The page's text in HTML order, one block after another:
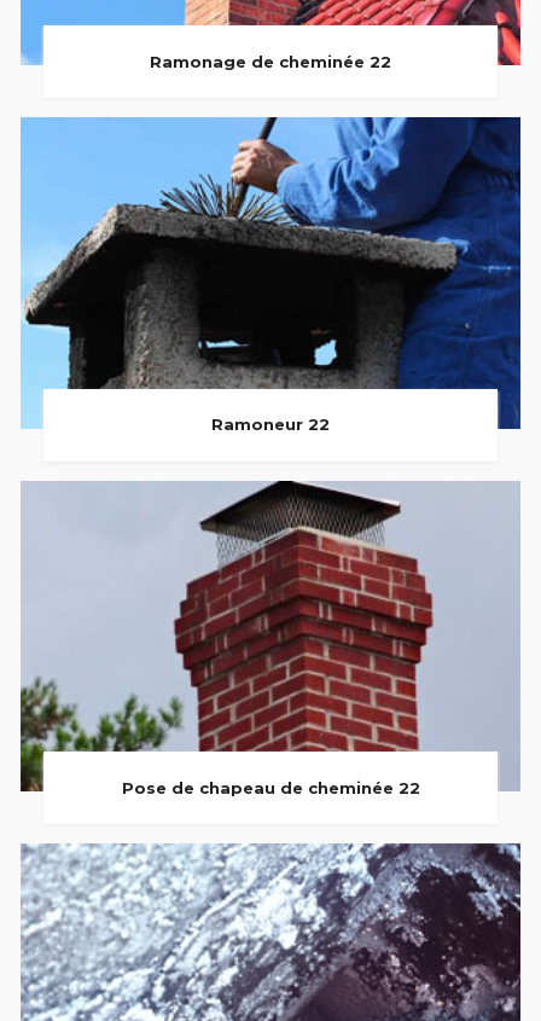
Ramonage de cheminée 22
Ramoneur 22
Pose de chapeau de cheminée 22